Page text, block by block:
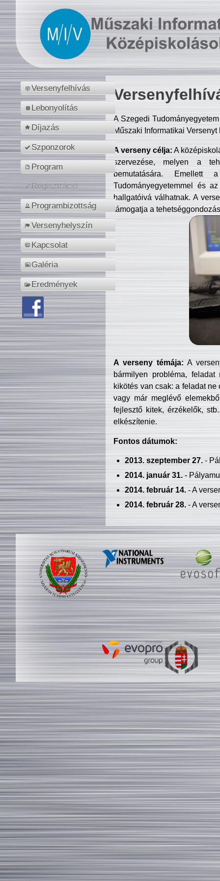
Versenyfelhívás
Lebonyolítás
Díjazás
Szponzorok
Program
Regisztráció
Programbizottság
Versenyhelyszín
Kapcsolat
Galéria
Eredmények
A Szegedi
Műszaki Informatikai
A verseny célja: A
szervezése, melyen a
bemutatására. Emellett
Tudományegyetemmel és
hallgatóivá válhatnak. A
támogatja a
A verseny témája: A
bármilyen probléma, feladat
kikötés van csak: a feladat
vagy már meglévő
fejlesztő kitek, érzékelők,
elkészítenie.
Fontos dátumok:
2013. szeptember 27.-
2014. január 31.-
2014. február 14.- A
2014. február 28.- A